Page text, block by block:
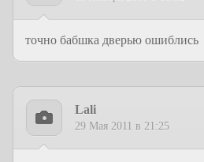
точно бабшка дверью ошиблись
Lali
29 Мая 2011 в 21:25